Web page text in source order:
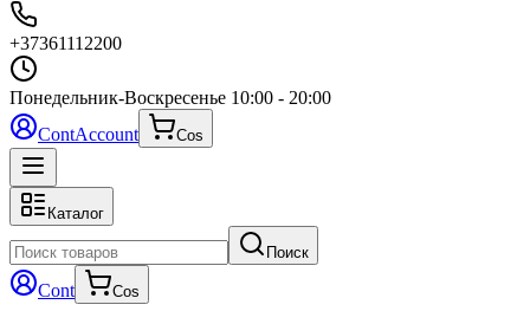
+37361112200
Понедельник-Воскресенье 10:00 - 20:00
ContAccount Cos
Каталог
Поиск
Cont Cos